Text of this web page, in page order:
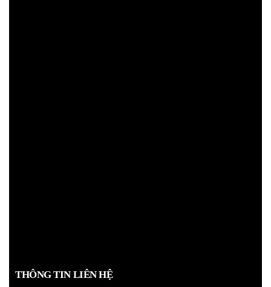
THÔNG TIN LIÊN HỆ